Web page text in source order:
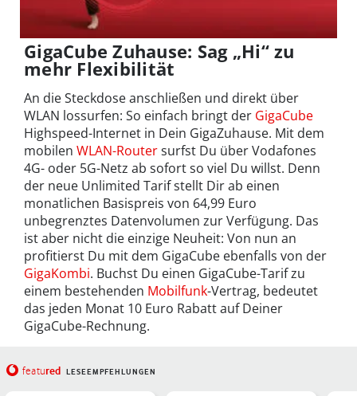
GigaCube Zuhause: Sag „Hi“ zu
mehr Flexibilität
An die Steckdose anschließen und direkt über
WLAN lossurfen: So einfach bringt der GigaCube
Highspeed-Internet in Dein GigaZuhause. Mit dem
mobilen WLAN-Routersurfst Du über Vodafones
4G- oder 5G-Netz ab sofort so viel Du willst. Denn
der neue Unlimited Tarif stellt Dir ab einen
monatlichen Basispreis von 64,99 Euro
unbegrenztes Datenvolumen zur Verfügung. Das
ist aber nicht die einzige Neuheit: Von nun an
profitierst Du mit dem GigaCube ebenfalls von der
GigaKombi. Buchst Du einen GigaCube-Tarif zu
einem bestehenden Mobilfunk-Vertrag, bedeutet
das jeden Monat 10 Euro Rabatt auf Deiner
GigaCube-Rechnung.
featured LESEEMPFEHLUNGEN